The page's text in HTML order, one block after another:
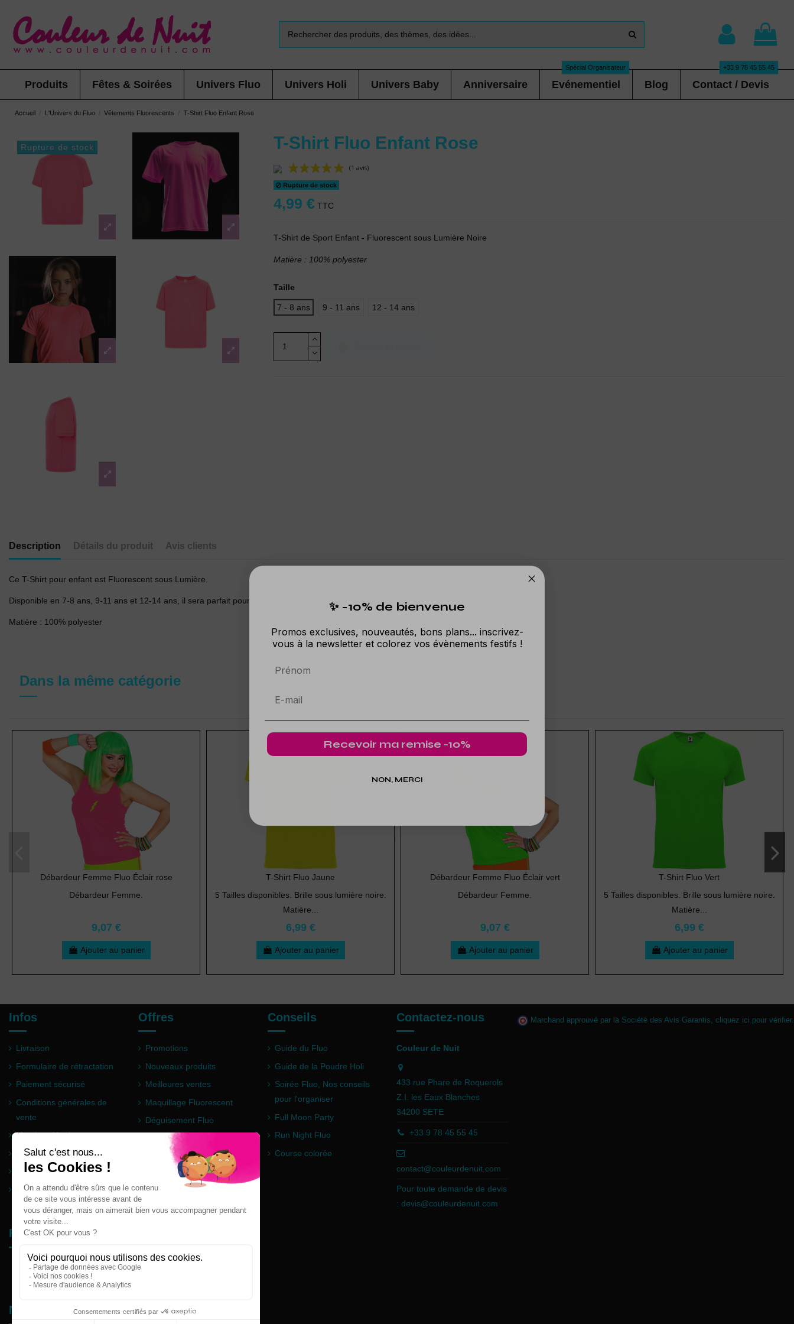
Produits Fêtes & Soirées Univers Fluo Univers Holi Univers Baby Anniversaire Evénementiel
Spécial Organisateur
Blog Contact / Devis
+33 9 78 45 55 45
Accueil L'Univers du Fluo Vêtements Fluorescents T-Shirt Fluo Enfant Rose
Rupture de stock T-Shirt Fluo Enfant Rose
Rupture de stock
4,99 € TTC
T-Shirt de Sport Enfant - Fluorescent sous Lumière Noire
Matière : 100% polyester
Taille
7 - 8 ans 9 - 11 ans 12 - 14 ans
Description Détails du produit Avis clients
Ce T-Shirt pour enfant est Fluorescent sous Lumière.
Disponible en 7-8 ans, 9-11 ans et 12-14 ans, il sera parfait pour un événement sportif sous lumière noire ou une soirée fluo.
Matière : 100% polyester
Dans la même catégorie
Débardeur Femme Fluo Éclair rose
Débardeur Femme.
9,07 €
Ajouter au panier
T-Shirt Fluo Jaune
5 Tailles disponibles. Brille sous lumière noire.
Matière...
6,99 €
Ajouter au panier
Débardeur Femme Fluo Éclair vert
Débardeur Femme.
9,07 €
Ajouter au panier
T-Shirt Fluo Vert
5 Tailles disponibles. Brille sous lumière noire.
Matière...
6,99 €
Ajouter au panier
Infos
Livraison
Formulaire de rétractation
Paiement sécurisé
Conditions générales de
vente
Mentions légales
Questions fréquentes
Partenaires
Plan du site
Offres
Promotions
Nouveaux produits
Meilleures ventes
Maquillage Fluorescent
Déguisement Fluo
Poudre Holi
Conseils
Guide du Fluo
Guide de la Poudre Holi
Soirée Fluo, Nos conseils
pour l'organiser
Full Moon Party
Run Night Fluo
Course colorée
Contactez-nous
Couleur de Nuit
433 rue Phare de Roquerols
Z.I. les Eaux Blanches
34200 SETE
+33 9 78 45 55 45
contact@couleurdenuit.com
Pour toute demande de devis
:devis@couleurdenuit.com
Marchand approuvé par la Société des Avis Garantis, cliquez ici pour vérifier.
Follow us
Newsletter
✨ -10% de bienvenue
Promos exclusives, nouveautés, bons plans... inscrivez-
vous à la newsletter et colorez vos évènements festifs !
Prénom
Recevoir ma remise -10%
NON, MERCI